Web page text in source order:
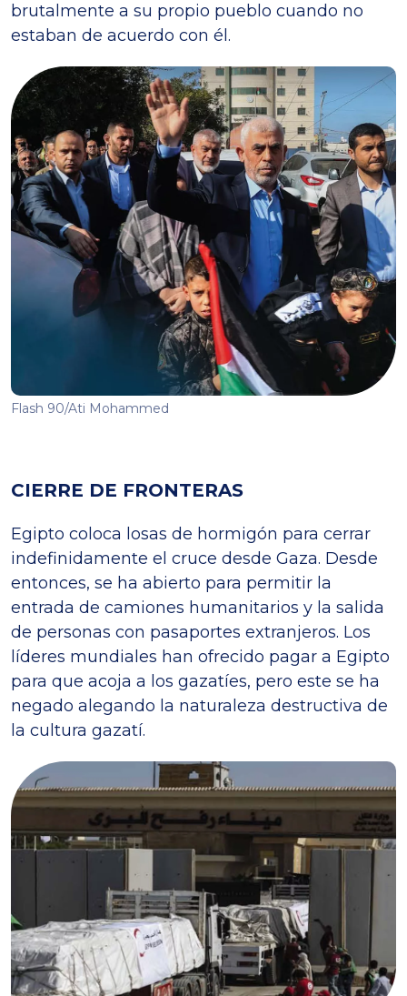
brutalmente a su propio pueblo cuando no
estaban de acuerdo con él.
Flash 90/Ati Mohammed
CIERRE DE FRONTERAS
Egipto coloca losas de hormigón para cerrar
indefinidamente el cruce desde Gaza. Desde
entonces, se ha abierto para permitir la
entrada de camiones humanitarios y la salida
de personas con pasaportes extranjeros. Los
líderes mundiales han ofrecido pagar a Egipto
para que acoja a los gazatíes, pero este se ha
negado alegando la naturaleza destructiva de
la cultura gazatí.